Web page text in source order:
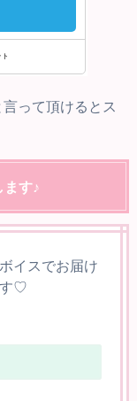
言って頂けるとス
ます♪
イスでお届け
す♡